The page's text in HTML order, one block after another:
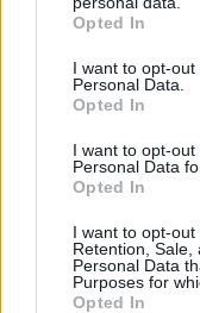
grant or deny
use your data for
consent section.
Opted In
I want to opt-
Personal Data.
Opted In
I want to opt-
Personal Data
Opted In
I want to opt-out
Retention, Sale,
Personal Data
Purposes for
Opted In
Το «κερασάκι» του
είναι η τελευταία
ΔΕΙΤΕ ΟΛΕΣ ΤΙΣ
ΤΑ ΠΙΟ